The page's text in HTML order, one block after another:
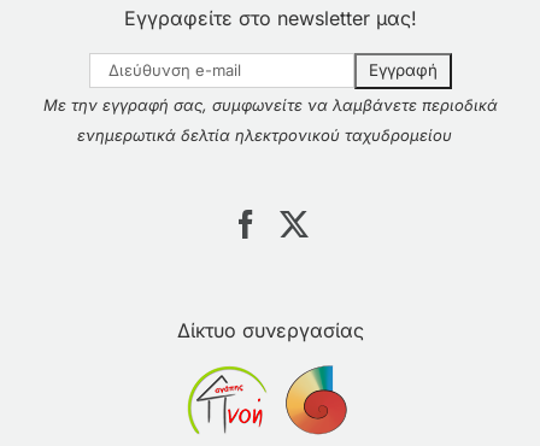
Εγγραφείτε στο newsletter μας!
Με την εγγραφή σας, συμφωνείτε να λαμβάνετε περιοδικά
ενημερωτικά δελτία ηλεκτρονικού ταχυδρομείου
Δίκτυο συνεργασίας